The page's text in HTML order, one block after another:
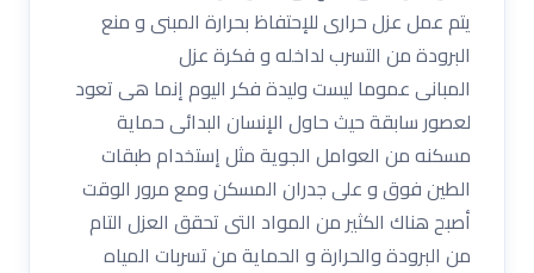
يتم عمل عزل حرارى للإحتفاظ بحرارة المبنى و منع
البرودة من التسرب لداخله و فكرة عزل
المبانى عموما ليست وليدة فكر اليوم إنما هى تعود
لعصور سابقة حيث حاول الإنسان البدائى حماية
مسكنه من العوامل الجوية مثل إستخدام طبقات
الطين فوق و على جدران المسكن ومع مرور الوقت
أصبح هناك الكثير من المواد التى تحقق العزل التام
من البرودة والحرارة و الحماية من تسربات المياه